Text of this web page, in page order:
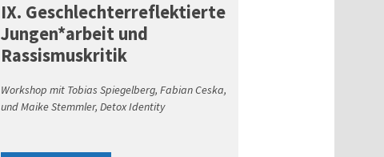
IX. Geschlechterreflektierte
Jungen*arbeit und
Rassismuskritik
Workshop mit Tobias Spiegelberg, Fabian Ceska,
und Maike Stemmler, Detox Identity